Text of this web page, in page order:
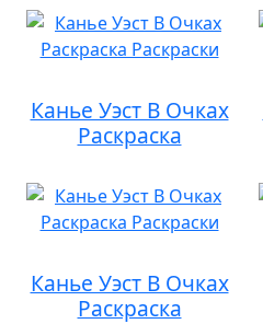
Канье Уэст В Очках
Раскраска
Канье Уэст В Очках
Раскраска